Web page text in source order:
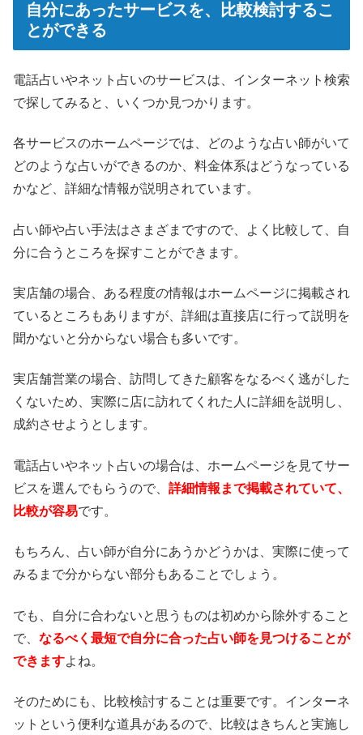
自分にあったサービスを、比較検討するこ
とができる
電話占いやネット占いのサービスは、インターネット検索
で探してみると、いくつか見つかります。
各サービスのホームページでは、どのような占い師がいて
どのような占いができるのか、料金体系はどうなっている
かなど、詳細な情報が説明されています。
占い師や占い手法はさまざまですので、よく比較して、自
分に合うところを探すことができます。
実店舗の場合、ある程度の情報はホームページに掲載され
ているところもありますが、詳細は直接店に行って説明を
聞かないと分からない場合も多いです。
実店舗営業の場合、訪問してきた顧客をなるべく逃がした
くないため、実際に店に訪れてくれた人に詳細を説明し、
成約させようとします。
電話占いやネット占いの場合は、ホームページを見てサー
ビスを選んでもらうので、 詳細情報まで掲載されていて、
比較が容易です。
もちろん、占い師が自分にあうかどうかは、実際に使って
みるまで分からない部分もあることでしょう。
でも、自分に合わないと思うものは初めから除外すること
で、 なるべく最短で自分に合った占い師を見つけることが
できますよね。
そのためにも、比較検討することは重要です。インターネ
ットという便利な道具があるので、比較はきちんと実施し